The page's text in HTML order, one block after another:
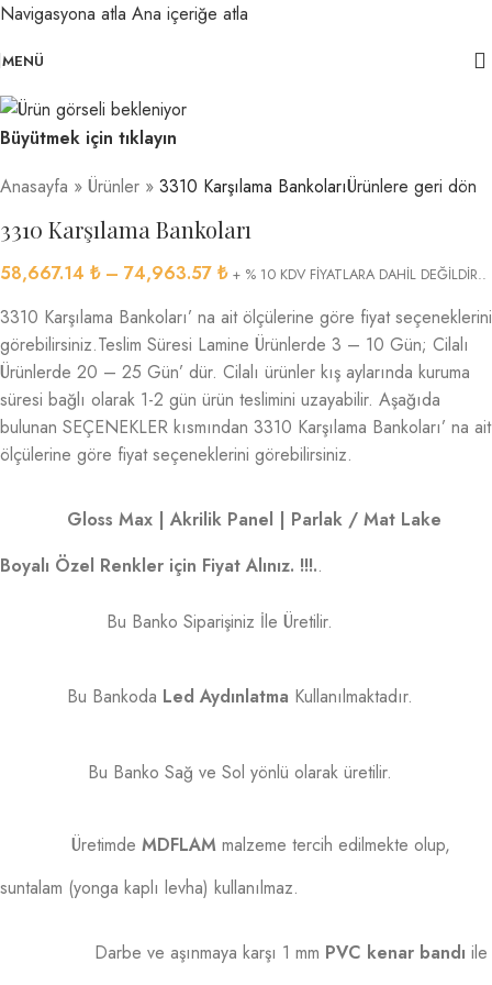
Navigasyona atla Ana içeriğe atla
MENÜ
Büyütmek için tıklayın
Anasayfa » Ürünler » 3310 Karşılama BankolarıÜrünlere geri dön
3310 Karşılama Bankoları
58,667.14 ₺ – 74,963.57 ₺ + % 10 KDV FİYATLARA DAHİL DEĞİLDİR..
3310 Karşılama Bankoları’ na ait ölçülerine göre fiyat seçeneklerini
görebilirsiniz.Teslim Süresi Lamine Ürünlerde 3 – 10 Gün; Cilalı
Ürünlerde 20 – 25 Gün’ dür. Cilalı ürünler kış aylarında kuruma
süresi bağlı olarak 1-2 gün ürün teslimini uzayabilir. Aşağıda
bulunan SEÇENEKLER kısmından 3310 Karşılama Bankoları’ na ait
ölçülerine göre fiyat seçeneklerini görebilirsiniz.
Gloss Max | Akrilik Panel | Parlak / Mat Lake
Boyalı Özel Renkler için Fiyat Alınız. !!!..
Bu Banko Siparişiniz İle Üretilir.
Bu Bankoda Led Aydınlatma Kullanılmaktadır.
Bu Banko Sağ ve Sol yönlü olarak üretilir.
Üretimde MDFLAM malzeme tercih edilmekte olup,
suntalam (yonga kaplı levha) kullanılmaz.
Darbe ve aşınmaya karşı 1 mm PVC kenar bandı ile